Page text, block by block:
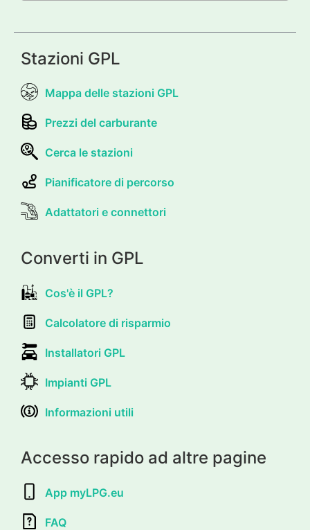
Stazioni GPL
Mappa delle stazioni GPL
Prezzi del carburante
Cerca le stazioni
Pianificatore di percorso
Adattatori e connettori
Converti in GPL
Cos'è il GPL?
Calcolatore di risparmio
Installatori GPL
Impianti GPL
Informazioni utili
Accesso rapido ad altre pagine
App myLPG.eu
FAQ